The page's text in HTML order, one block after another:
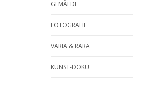
GEMÄLDE
FOTOGRAFIE
VARIA & RARA
KUNST-DOKU